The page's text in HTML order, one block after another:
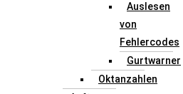
Auslesen
von
Fehlercodes
Gurtwarner
Oktanzahlen